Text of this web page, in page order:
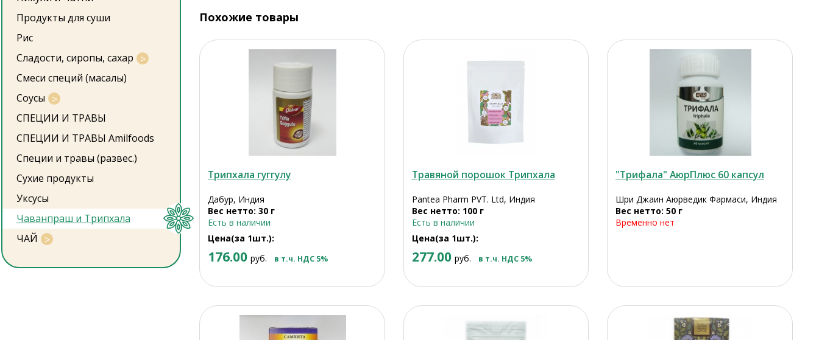
Продукты для суши
Рис
Сладости, сиропы, сахар
Смеси специй (масалы)
Соусы
СПЕЦИИ И ТРАВЫ
СПЕЦИИ И ТРАВЫ Amilfoods
Специи и травы (развес.)
Сухие продукты
Уксусы
Чаванпраш и Трипхала
ЧАЙ
Похожие товары
Трипхала гуггулу
Дабур, Индия
Вес нетто: 30 г
Есть в наличии
Цена(за 1шт.):
176.00 руб. в т.ч. НДС 5%
Травяной порошок Трипхала
Pantea Pharm PVT. Ltd, Индия
Вес нетто: 100 г
Есть в наличии
Цена(за 1шт.):
277.00 руб. в т.ч. НДС 5%
"Трифала" АюрПлюс 60 капсул
Шри Джаин Аюрведик Фармаси, Индия
Вес нетто: 50 г
Временно нет